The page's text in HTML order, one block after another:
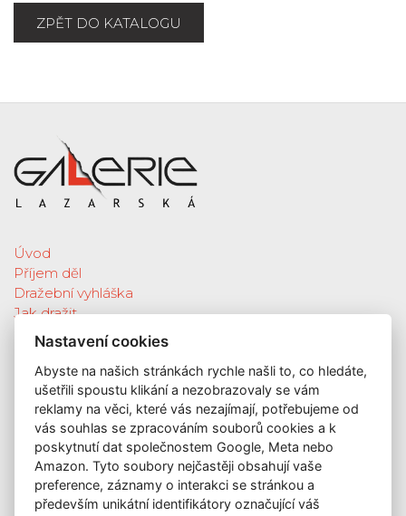
ZPĚT DO KATALOGU
Úvod
Příjem děl
Dražební vyhláška
Jak dražit
Galerie
Katalog vydražených děl
O nás
GDPR
Kontakt
KONTAKT
GALERIE LAZARSKÁ
Lazarská 7
Nastavení cookies
Abyste na našich stránkách rychle našli to, co hledáte,
ušetřili spoustu klikání a nezobrazovaly se vám
reklamy na věci, které vás nezajímají, potřebujeme od
vás souhlas se zpracováním souborů cookies a k
poskytnutí dat společnostem Google, Meta nebo
Amazon. Tyto soubory nejčastěji obsahují vaše
preference, záznamy o interakci se stránkou a
především unikátní identifikátory označující váš